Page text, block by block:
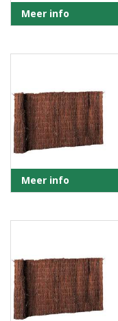
Meer info
Meer info